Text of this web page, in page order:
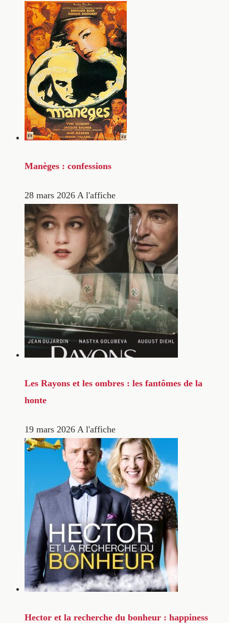
Manèges : confessions
28 mars 2026 A l'affiche
Les Rayons et les ombres : les fantômes de la
honte
19 mars 2026 A l'affiche
Hector et la recherche du bonheur : happiness